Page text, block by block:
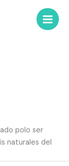
polo ser
naturales del